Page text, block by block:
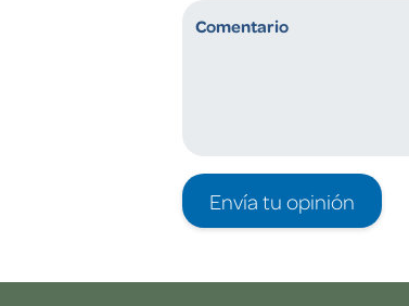
Envía tu opinión